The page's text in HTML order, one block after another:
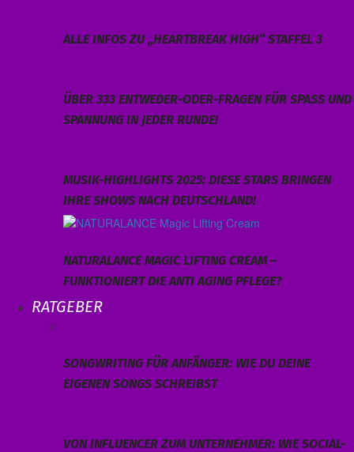
ALLE INFOS ZU „HEARTBREAK HIGH“ STAFFEL 3
ÜBER 333 ENTWEDER-ODER-FRAGEN FÜR SPASS UND S
PANNUNG IN JEDER RUNDE!
MUSIK-HIGHLIGHTS 2025: DIESE STARS BRINGEN
IHRE SHOWS NACH DEUTSCHLAND!
NATURALANCE MAGIC LIFTING CREAM –
FUNKTIONIERT DIE ANTI AGING PFLEGE?
RATGEBER
SONGWRITING FÜR ANFÄNGER: WIE DU DEINE
EIGENEN SONGS SCHREIBST
VON INFLUENCER ZUM UNTERNEHMER: WIE SOCIAL-